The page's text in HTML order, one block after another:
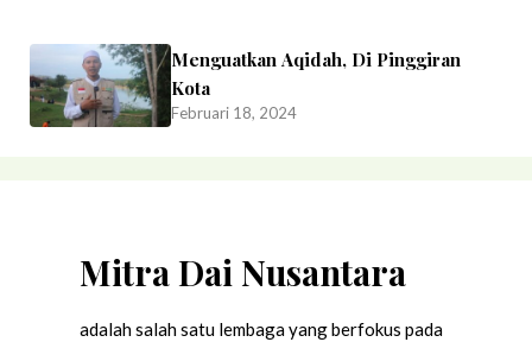
Menguatkan Aqidah, Di Pinggiran
Kota
Februari 18, 2024
Mitra Dai Nusantara
adalah salah satu lembaga yang berfokus pada